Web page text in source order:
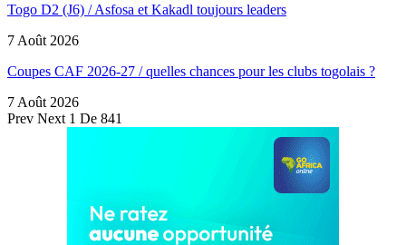
Togo D2 (J6) / Asfosa et Kakadl toujours leaders
7 Août 2026
Coupes CAF 2026-27 / quelles chances pour les clubs togolais ?
7 Août 2026
Prev Next 1 De 841